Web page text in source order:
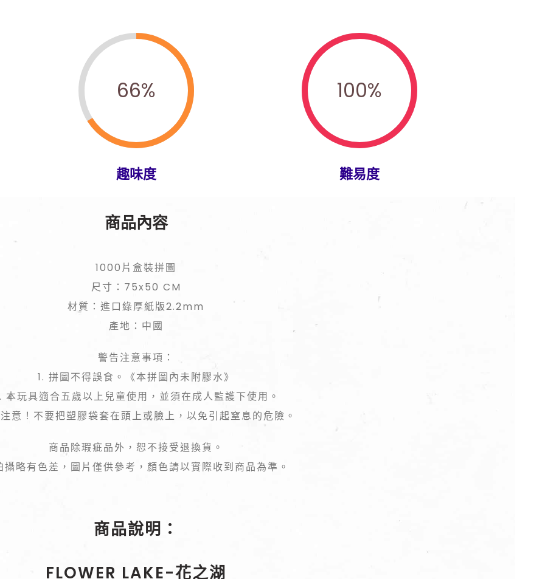
66%
趣味度
100%
難易度
商品內容
1000片盒裝拼圖
尺寸：75x50 CM
材質：進口綠厚紙版2.2mm
產地：中國
警告注意事項：
1. 拼圖不得誤食。《本拼圖內未附膠水》
本玩具適合五歲以上兒童使用，並須在成人監護下使用。
意！不要把塑膠袋套在頭上或臉上，以免引起窒息的危險。
商品除瑕疵品外，恕不接受退換貨。
攝略有色差，圖片僅供參考，顏色請以實際收到商品為準。
商品說明：
FLOWER LAKE-花之湖